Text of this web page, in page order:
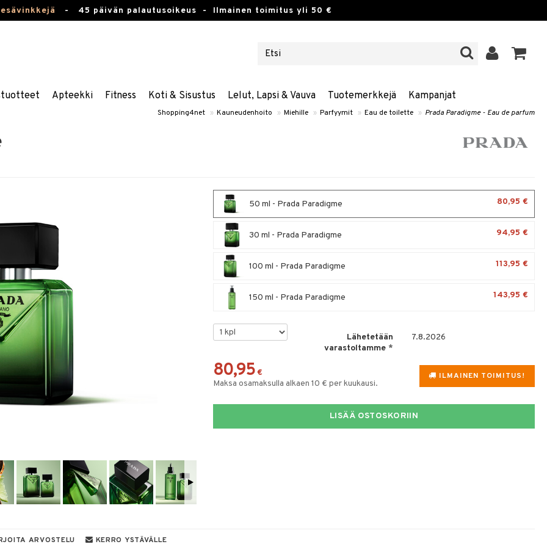
- 45 päivän palautusoikeus - Ilmainen toimitus yli 50 €
Apteekki Fitness Koti & Sisustus Lelut, Lapsi & Vauva Tuotemerkkejä Kampanjat
Shopping4net » Kauneudenhoito » Miehille » Parfyymit » Eau de toilette » Prada Paradigme - Eau de parfum
50 ml - Prada Paradigme 80,95 €
30 ml - Prada Paradigme 94,95 €
100 ml - Prada Paradigme 113,95 €
150 ml - Prada Paradigme 143,95 €
Lähetetään
varastoltamme*
7.8.2026
ILMAINEN TOIMITUS!
80,95 €
Maksa osamaksulla alkaen 10 € per kuukausi.
LISÄÄ OSTOSKORIIN
ARVOSTELU KERRO YSTÄVÄLLE